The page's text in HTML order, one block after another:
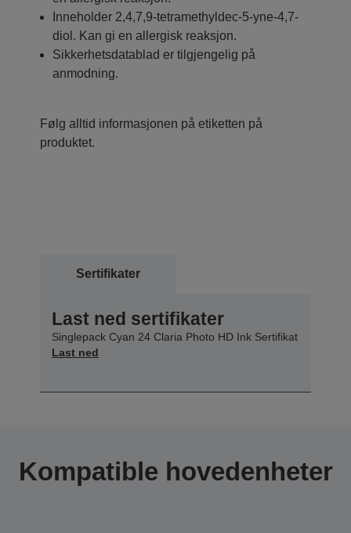
Inneholder 2,4,7,9-tetramethyldec-5-yne-4,7-
diol. Kan gi en allergisk reaksjon.
Sikkerhetsdatablad er tilgjengelig på
anmodning.
Følg alltid informasjonen på etiketten på
produktet.
Sertifikater
Last ned sertifikater
Singlepack Cyan 24 Claria Photo HD Ink Sertifikat
Last ned
Kompatible hovedenheter